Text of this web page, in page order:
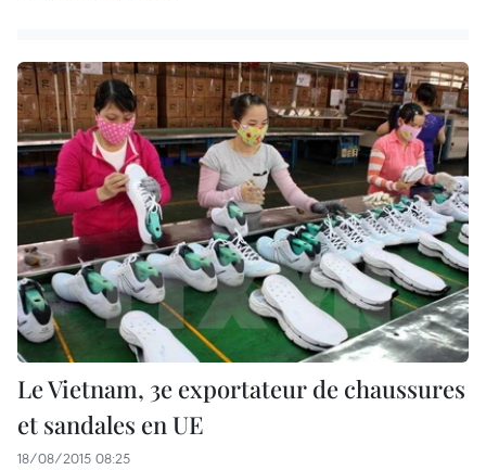
Le Vietnam, 3e exportateur de chaussures
et sandales en UE
18/08/2015 08:25